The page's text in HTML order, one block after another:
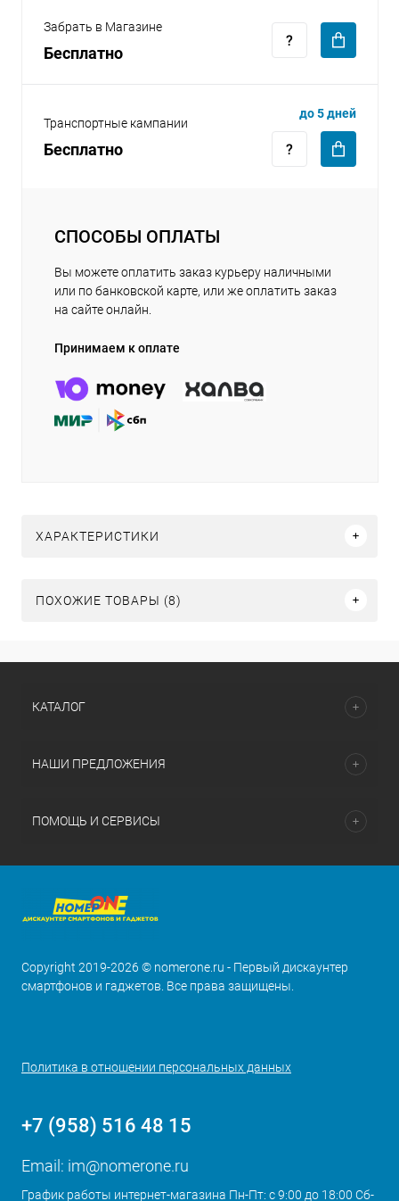
Забрать в Магазине
Бесплатно
Транспортные кампании
Бесплатно
до 5 дней
СПОСОБЫ ОПЛАТЫ
Вы можете оплатить заказ курьеру наличными
или по банковской карте, или же оплатить заказ
на сайте онлайн.
Принимаем к оплате
ХАРАКТЕРИСТИКИ
ПОХОЖИЕ ТОВАРЫ (8)
раз в 2 недели
КАТАЛОГ
НАШИ ПРЕДЛОЖЕНИЯ
ПОМОЩЬ И СЕРВИСЫ
Copyright 2019-2026 © nomerone.ru - Первый дискаунтер
смартфонов и гаджетов. Все права защищены.
Политика в отношении персональных данных
+7 (958) 516 48 15
Email: im@nomerone.ru
График работы интернет-магазина Пн-Пт: с 9:00 до 18:00 Сб-